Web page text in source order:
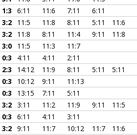
1:3 6:11 11:6 7:11 6:11
3:2 11:5 11:8 8:11 5:11
11:6
3:2 11:8 8:11 11:4 9:11 11:8
3:0 11:5 11:3
11:7
0:3 4:11 4:11 2:11
2:3 14:12 11:9 8:11 5:11
5:11
0:3 10:12 9:11 11:13
0:3 13:15 7:11
5:11
3:2 3:11 11:2 11:9 9:11 11:5
0:3 6:11 4:11
3:11
3:2 9:11 11:7 10:12 11:7 11:6